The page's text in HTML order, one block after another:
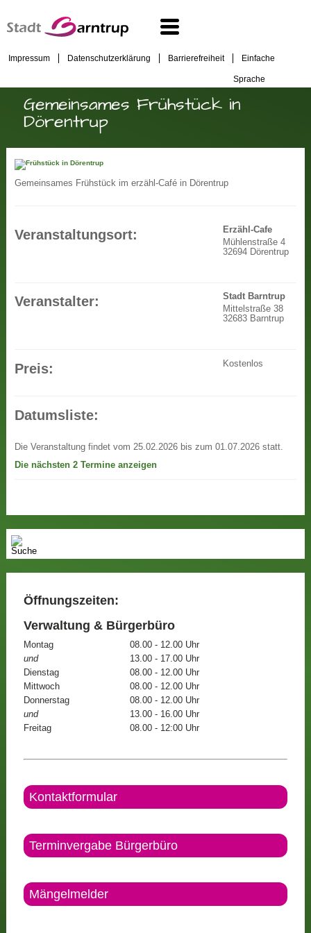
Impressum Datenschutzerklärung Barrierefreiheit Einfache
Sprache
Gemeinsames Frühstück in
Dörentrup
Gemeinsames Frühstück im erzähl-Café in Dörentrup
Veranstaltungsort:
Erzähl-Cafe
Mühlenstraße 4
32694 Dörentrup
Veranstalter:
Stadt Barntrup
Mittelstraße 38
32683 Barntrup
Preis: Kostenlos
Datumsliste:
Die Veranstaltung findet vom 25.02.2026 bis zum 01.07.2026 statt.
Die nächsten 2 Termine anzeigen
Öffnungszeiten:
Verwaltung & Bürgerbüro
Montag
08.00 - 12.00 Uhr
und
13.00 - 17.00 Uhr
Dienstag
08.00 - 12.00 Uhr
Mittwoch
08.00 - 12.00 Uhr
Donnerstag
08.00 - 12.00 Uhr
und
13.00 - 16.00 Uhr
Freitag
08.00 - 12:00 Uhr
Kontaktformular
Terminvergabe Bürgerbüro
Mängelmelder